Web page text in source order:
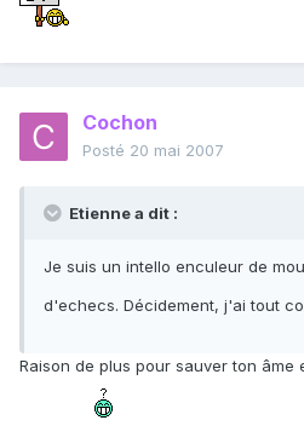
Cochon
Posté 20 mai 2007
Etienne a dit :
Je suis un intello enculeur de
d'echecs. Décidement, j'ai tout
Raison de plus pour sauver ton âme